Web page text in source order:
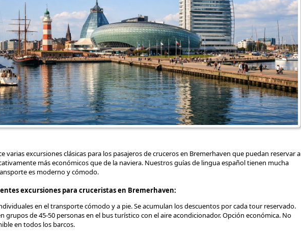
varias excursiones clásicas para los pasajeros de cruceros en Bremerhaven que puedan reservar a
más económicos que de la naviera. Nuestros guías de lingua español tienen mucha
es moderno y cómodo.
excursiones para cruceristas en Bremerhaven:
en el transporte cómodo y a pie. Se acumulan los descuentos por cada tour reservado.
grupos de 45-50 personas en el bus turístico con el aire acondicionador. Opción económica. No
en todos los barcos.